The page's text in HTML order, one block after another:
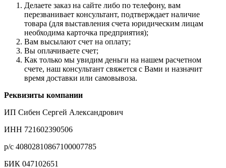
Делаете заказ на сайте либо по телефону, вам
перезванивает консультант, подтверждает наличие
товара (для выставления счета юридическим лицам
необходима карточка предприятия);
Вам высылают счет на оплату;
Вы оплачиваете счет;
Как только мы увидим деньги на нашем расчетном
счете, наш консультант свяжется с Вами и назначит
время доставки или самовывоза.
Реквизиты компании
ИП Сибен Сергей Александрович
ИНН 721602390506
р/с 40802810867100007785
БИК 047102651